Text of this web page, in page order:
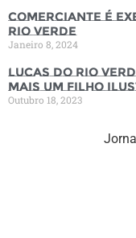
Comerciante é
Rio Verde
Janeiro 8, 2024
Lucas do Rio
mais um filho
Outubro 18, 2023